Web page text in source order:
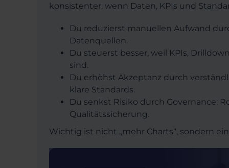
konsistenter, wenn Daten, KPIs und
Du reduzierst manuellen Aufwand
Datenquellen.
Du steuerst besser, weil KPIs,
sind.
Du erhöhst Akzeptanz durch
klare Standards.
Du senkst Risiko durch Governance:
Qualitätssicherung.
Wichtig ist nicht „mehr Charts“, sondern